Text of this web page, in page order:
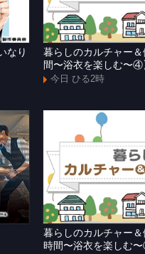
なり
暮らしのカルチャー
間〜浴衣を楽しむ〜④
今日 ひる2時
暮らしのカルチャー
時間〜浴衣を楽しむ〜